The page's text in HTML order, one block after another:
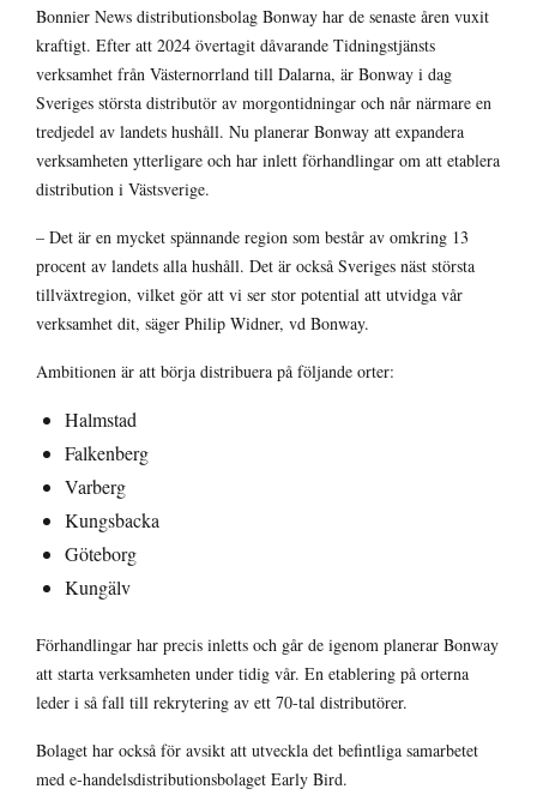
Bonnier News distributionsbolag Bonway har de senaste åren vuxit
kraftigt. Efter att 2024 övertagit dåvarande Tidningstjänsts
verksamhet från Västernorrland till Dalarna, är Bonway i dag
Sveriges största distributör av morgontidningar och når närmare en
tredjedel av landets hushåll. Nu planerar Bonway att expandera
verksamheten ytterligare och har inlett förhandlingar om att etablera
distribution i Västsverige.
– Det är en mycket spännande region som består av omkring 13
procent av landets alla hushåll. Det är också Sveriges näst största
tillväxtregion, vilket gör att vi ser stor potential att utvidga vår
verksamhet dit, säger Philip Widner, vd Bonway.
Ambitionen är att börja distribuera på följande orter:
Halmstad
Falkenberg
Varberg
Kungsbacka
Göteborg
Kungälv
Förhandlingar har precis inletts och går de igenom planerar Bonway
att starta verksamheten under tidig vår. En etablering på orterna
leder i så fall till rekrytering av ett 70-tal distributörer.
Bolaget har också för avsikt att utveckla det befintliga samarbetet
med e-handelsdistributionsbolaget Early Bird.